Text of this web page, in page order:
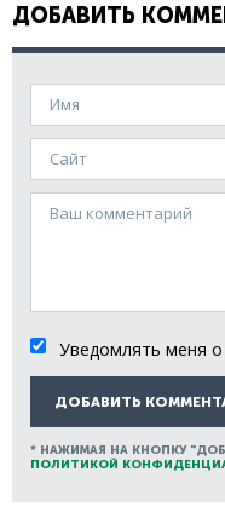
ДОБАВИТЬ
Имя
Сайт
Ваш комментарий
Уведомлять меня
ДОБАВИТЬ
* НАЖИМАЯ НА КНОПКУ
ПОЛИТИКОЙ